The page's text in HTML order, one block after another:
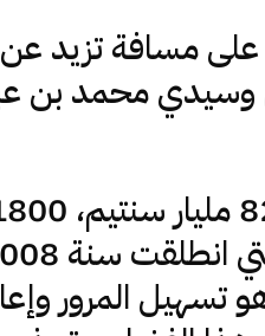
مسافة تزيد عن
وسيدي محمد بن
تسهيل المرور